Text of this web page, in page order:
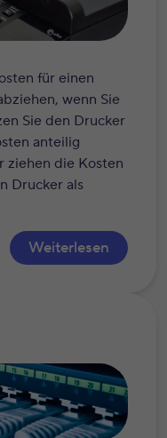
für einen
wenn Sie
Sie den Drucker
anteilig
ziehen die Kosten
Drucker als
Weiterlesen